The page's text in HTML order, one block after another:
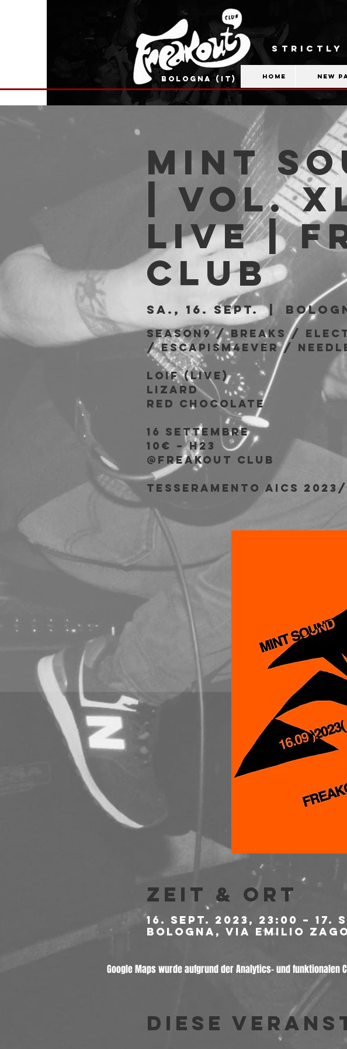
BOLOGNA (IT)
STRICTLY
Home New
Mint
| Vol.
live |
Club
Sa., 16. Sept.
  |
SEASON9 / BREAKS /
/ ESCAPISM4EVER /
LOIF (LIVE)
LIZARD
RED CHOCOLATE
16 SETTEMBRE
10€ – H23
@FREAKOUT CLUB
TESSERAMENTO AICS
Zeit & Ort
16. Sept. 2023, 23:00 – 17.
Bologna, Via Emilio
Google Maps wurde aufgrund der Analytics- und funktionalen
Diese